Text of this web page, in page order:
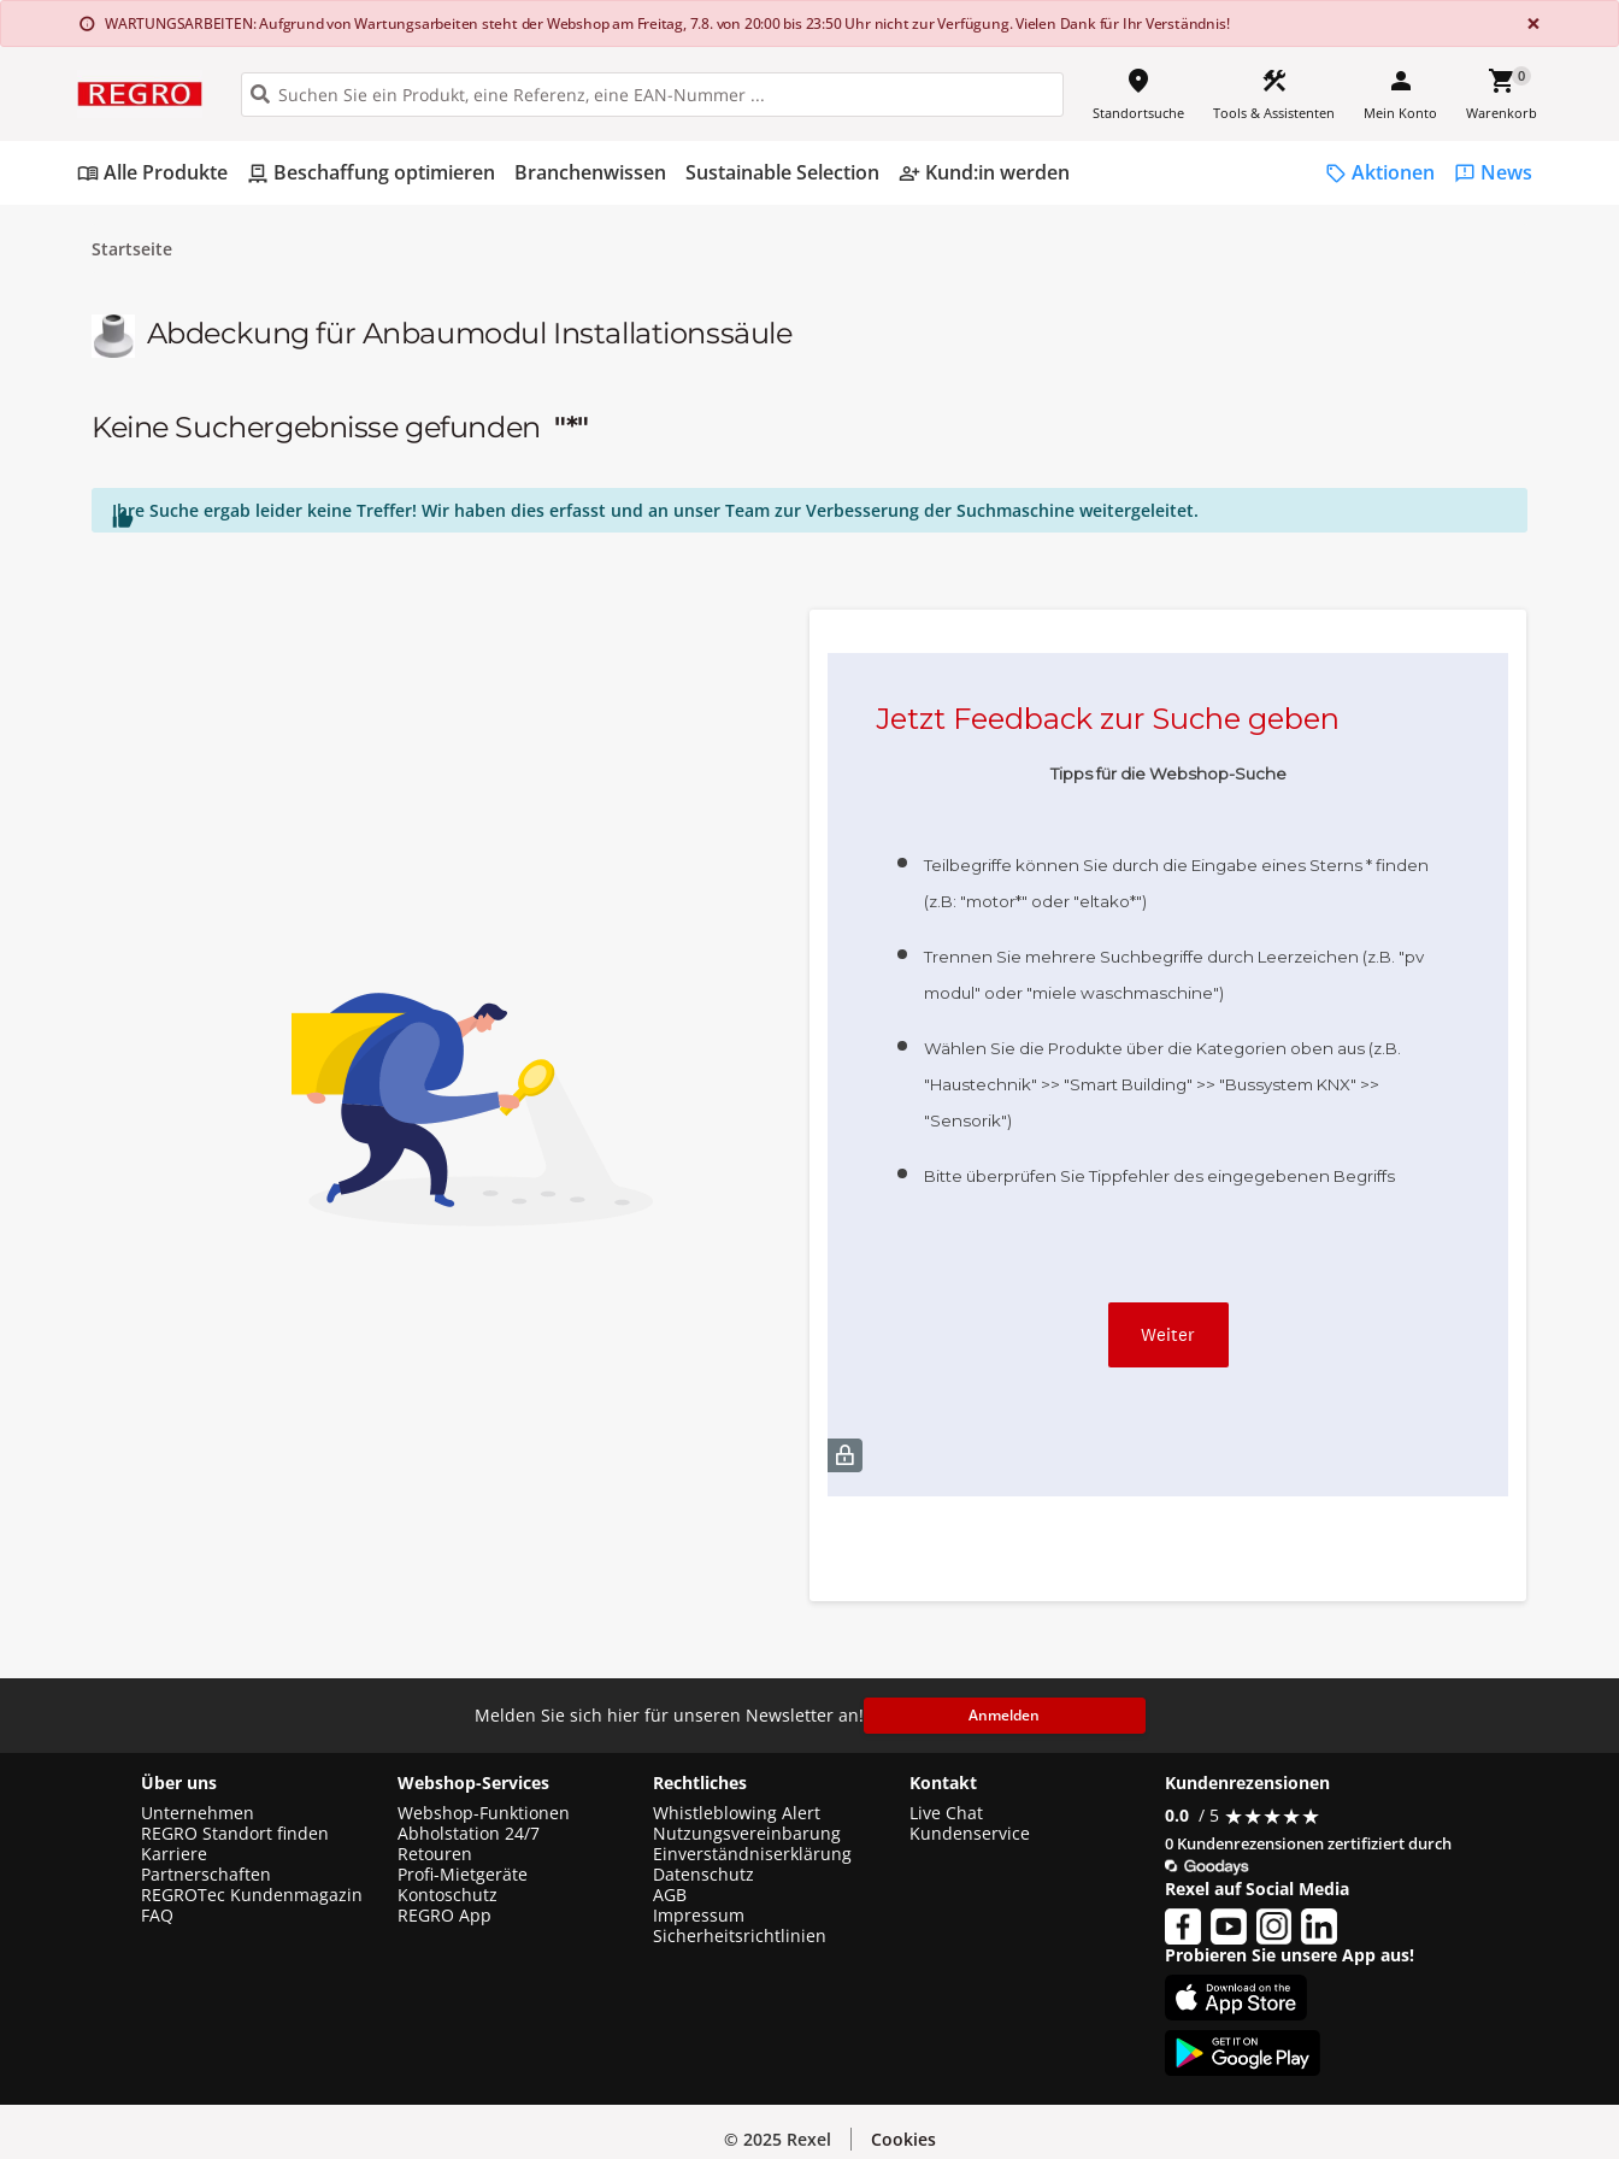
info WARTUNGSARBEITEN: Aufgrund von Wartungsarbeiten steht der Webshop am Freitag, 7.8. von 20:00 bis 23:50 Uhr nicht zur Verfügung. Vielen Dank für Ihr Verständnis! ×
place
Standortsuche
construction
Tools & Assistenten
person
Mein Konto
shopping_cart0
Warenkorb
menu_bookAlle Produkte pallet Beschaffung optimieren Branchenwissen Sustainable Selection person_add_alt Kund:in werden sell Aktionen feedback News
Startseite
Abdeckung für Anbaumodul Installationssäule
Keine Suchergebnisse gefunden "*"

Ihre Suche ergab leider keine Treffer! Wir haben dies erfasst und an unser Team zur Verbesserung der Suchmaschine weitergeleitet.
Melden Sie sich hier für unseren Newsletter an! Anmelden
Über uns
Unternehmen
REGRO Standort finden
Karriere
Partnerschaften
REGROTec Kundenmagazin
FAQ
Webshop-Services
Webshop-Funktionen
Abholstation 24/7
Retouren
Profi-Mietgeräte
Kontoschutz
REGRO App
Rechtliches
Whistleblowing Alert
Nutzungsvereinbarung
Einverständniserklärung
Datenschutz
AGB
Impressum
Sicherheitsrichtlinien
Kontakt
Live Chat
Kundenservice
Kundenrezensionen
0.0 / 5 ★★★★★
★★★★★
0 Kundenrezensionen zertifiziert durch
Rexel auf Social Media
Probieren Sie unsere App aus!
© 2025 Rexel Cookies